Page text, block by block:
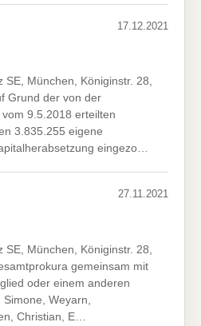
17.12.2021
SE, München, Königinstr. 28,
Grund der von der
9.5.2018 erteilten
3.835.255 eigene
eingezo…
27.11.2021
SE, München, Königinstr. 28,
gemeinsam mit
oder einem anderen
Weyarn,
Christian, E…